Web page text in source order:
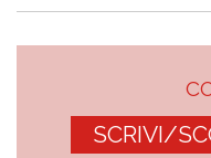
SCRIVI/